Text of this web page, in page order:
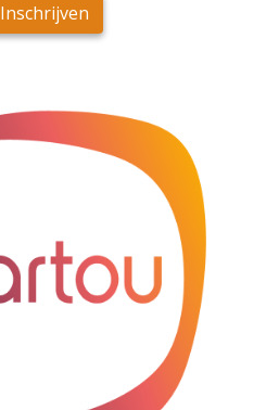
Inschrijven